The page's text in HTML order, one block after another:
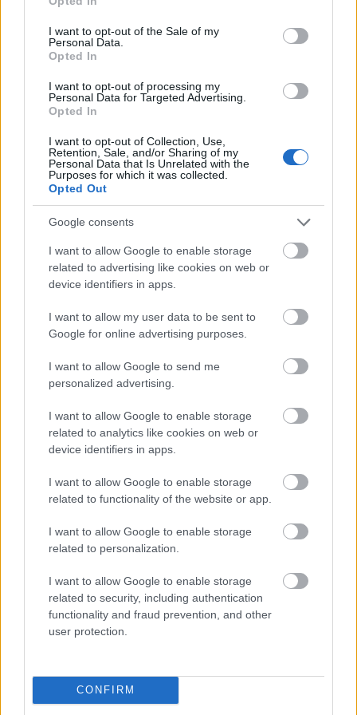
use your data for below specified purposes in below Google
consent section.
I want to opt-out of the Sale of my
Personal Data.
Opted In
I want to opt-out of processing my
Personal Data for Targeted Advertising.
Opted In
I want to opt-out of Collection, Use,
Retention, Sale, and/or Sharing of my
Personal Data that Is Unrelated with the
Purposes for which it was collected.
Opted Out
Google consents
I want to allow Google to enable storage
related to advertising like cookies on web or
device identifiers in apps.
I want to allow my user data to be sent to
Google for online advertising purposes.
I want to allow Google to send me
personalized advertising.
I want to allow Google to enable storage
related to analytics like cookies on web or
device identifiers in apps.
I want to allow Google to enable storage
related to functionality of the website or app.
I want to allow Google to enable storage
related to personalization.
I want to allow Google to enable storage
related to security, including authentication
functionality and fraud prevention, and other
user protection.
CONFIRM
fordítod, hogy bizniszed működjön: az erre fordított
összeget nevezzük költséghányadnak. Eddig, ha
kb. mindegy volt, mennyi költséggel működsz.
hogy átlépés esetén kb. 60% költséghányad az a
határ, ahol szinte biztos, hogy érdemes volt azonnal
tételes költségelszámolás alá átmenned.
róla egy blogbejegyzést, itt éred el:
https://vallalkozas-
okosan.blog.hu/2019/10/28/
Ebben a blogbejegyzésben 3 példán keresztül,
táblázatokkal szemléltetve vezettem le, adott
maradnod.
Ez a grafikon az említett blogbehegyzésből való, az
informatikus szerepel, akinek az adókon kívül havi
100.000 forint fix költsége van. A táblázatból kiderül,
még havi 2.000.000 forintos bevétel esetén is jobban
jár katásként. Ez jövőre változhat. Ha érintett vagy,
Szóval eddig, ha 12 millió alatt maradtál, ezzel nem
különösebben kellett bajlódnod. Ha a változások életbe